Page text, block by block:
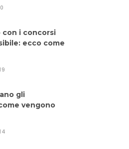
con i concorsi
ecco come
gli
vengono